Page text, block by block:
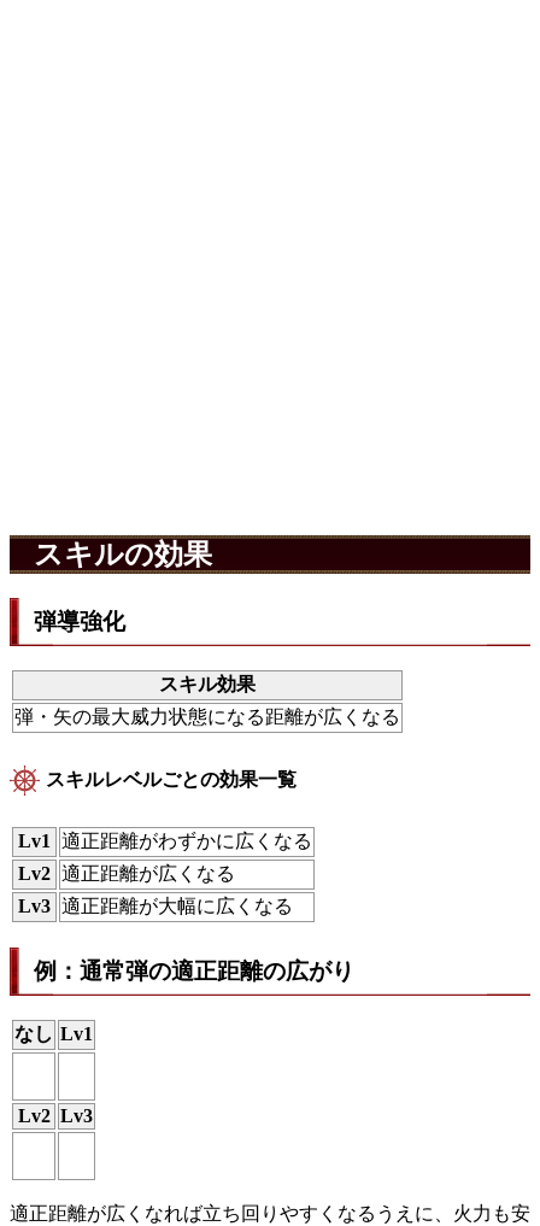
スキルの効果
弾導強化
スキル効果
弾・矢の最大威力状態になる距離が広くなる
スキルレベルごとの効果一覧
Lv1
適正距離がわずかに広くなる
Lv2 適正距離が広くなる
Lv3 適正距離が大幅に広くなる
例：通常弾の適正距離の広がり
なし Lv1
Lv2 Lv3
適正距離が広くなれば立ち回りやすくなるうえに、火力も安